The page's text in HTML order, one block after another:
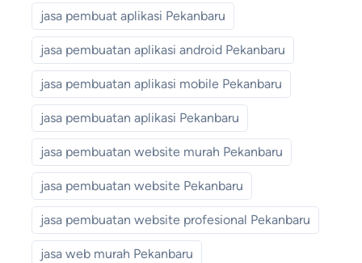
jasa pembuat aplikasi Pekanbaru
jasa pembuatan aplikasi android Pekanbaru
jasa pembuatan aplikasi mobile Pekanbaru
jasa pembuatan aplikasi Pekanbaru
jasa pembuatan website murah Pekanbaru
jasa pembuatan website Pekanbaru
jasa pembuatan website profesional Pekanbaru
jasa web murah Pekanbaru